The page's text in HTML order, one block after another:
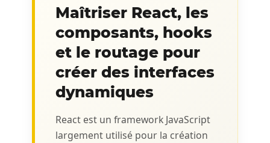
Maîtriser React, les
composants, hooks
et le routage pour
créer des interfaces
dynamiques
React est un framework JavaScript
largement utilisé pour la création